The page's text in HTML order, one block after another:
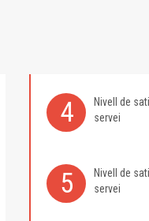
4 Nivell de
servei
5 Nivell de
servei